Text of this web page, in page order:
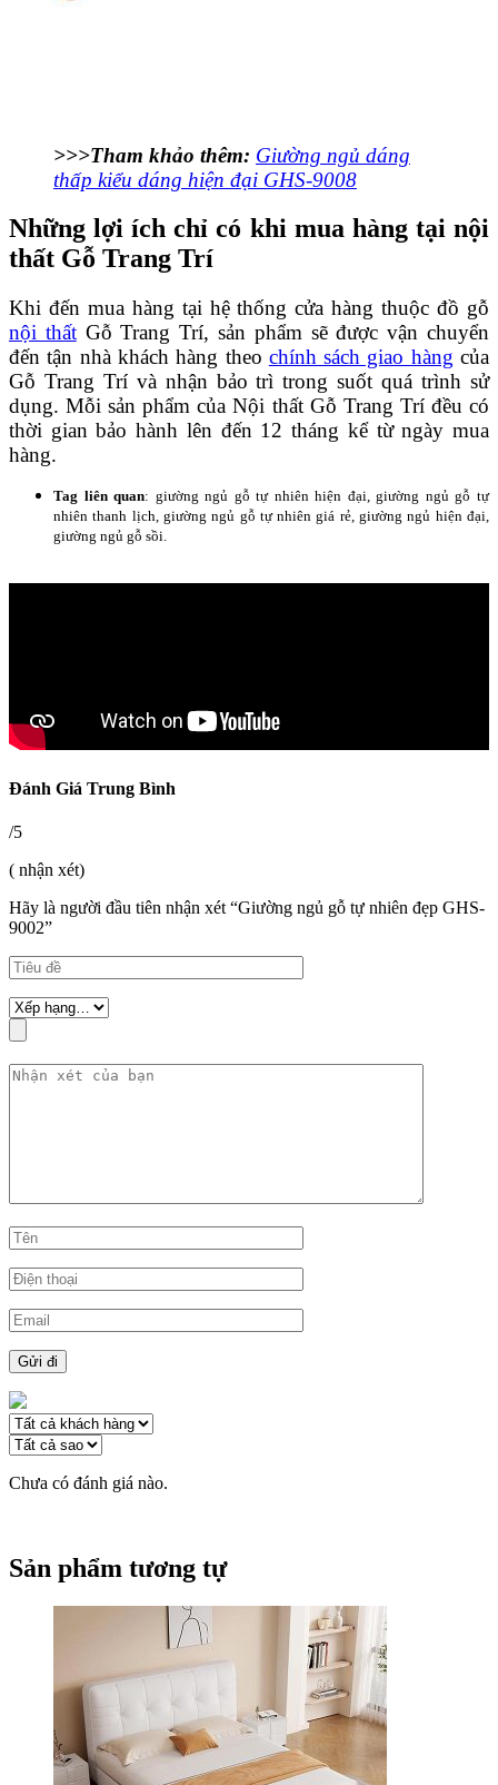
>>>Tham khảo thêm: Giường ngủ dáng
thấp kiểu dáng hiện đại GHS-9008
Những lợi ích chỉ có khi mua hàng tại nội
thất Gỗ Trang Trí
Khi đến mua hàng tại hệ thống cửa hàng thuộc đồ gỗ
nội thấtGỗ Trang Trí, sản phẩm sẽ được vận chuyển
đến tận nhà khách hàng theo chính sách giao hàng của
Gỗ Trang Trí và nhận bảo trì trong suốt quá trình sử
dụng. Mỗi sản phẩm của Nội thất Gỗ Trang Trí đều có
thời gian bảo hành lên đến 12 tháng kể từ ngày mua
hàng.
Tag liên quan: giường ngủ gỗ tự nhiên hiện đại, giường ngủ gỗ tự
nhiên thanh lịch, giường ngủ gỗ tự nhiên giá rẻ, giường ngủ hiện đại,
giường ngủ gỗ sồi.
Đánh Giá Trung Bình
/5
( nhận xét)
Hãy là người đầu tiên nhận xét “Giường ngủ gỗ tự nhiên đẹp GHS-
9002”
Chưa có đánh giá nào.
Sản phẩm tương tự